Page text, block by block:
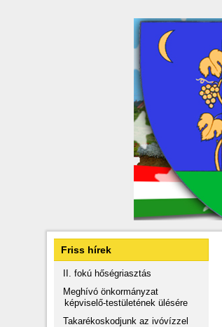
Friss hírek
II. fokú hőségriasztás
Meghívó önkormányzat
képviselő-testületének ülésére
Takarékoskodjunk az ivóvízzel